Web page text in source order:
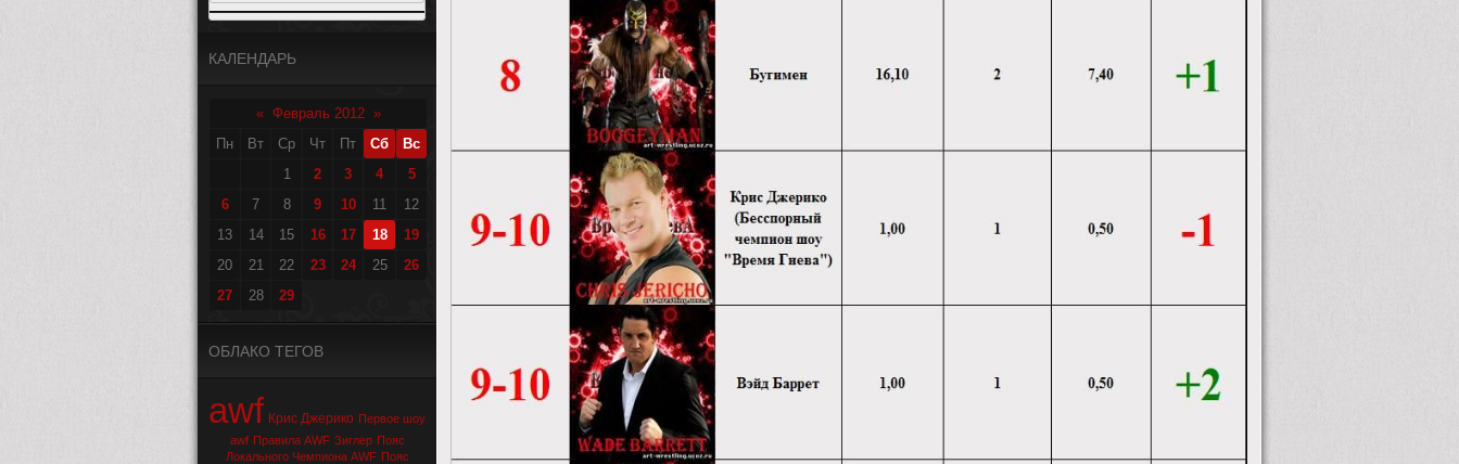
КАЛЕНДАРЬ
« Февраль 2012 »
Пн
Вт Ср Чт Пт Сб
Вс
1
2 3 4
5
6
7 8 9 10 11
12
13
14 15 16 17 18
19
20
21 22 23 24 25
26
27
28 29
ОБЛАКО ТЕГОВ
awf Крис Джерико Первое шоу
awf Правила AWF Зиглер Пояс
Локального Чемпиона AWF Пояс